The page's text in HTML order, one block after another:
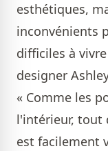
esthétiques,
inconvénients
difficiles à
designer
« Comme les
l'intérieur, tout
est facilement